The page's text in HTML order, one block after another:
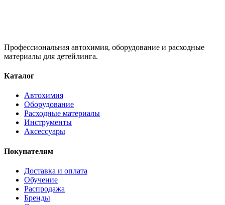
Профессиональная автохимия, оборудование и расходные
материалы для детейлинга.
Каталог
Автохимия
Оборудование
Расходные материалы
Инструменты
Аксессуары
Покупателям
Доставка и оплата
Обучение
Распродажа
Бренды